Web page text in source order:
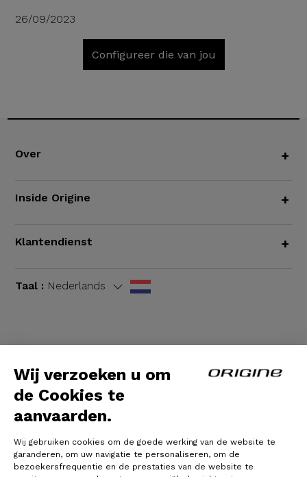
Wij verzoeken u om
de Cookies te
aanvaarden.
Wij gebruiken cookies om de goede werking van de website te
garanderen, om uw navigatie te personaliseren, om de
bezoekersfrequentie en de prestaties van de website te
26/09/2023
Configureer die van jou
Over +
Inside Origine +
Klantendienst +
Taal : Nederlands